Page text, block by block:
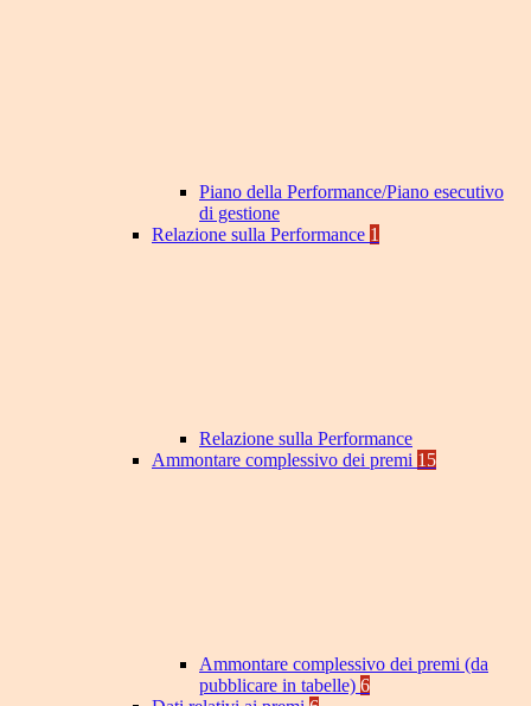
Piano della Performance/Piano esecutivo
di gestione
Relazione sulla Performance 1
Relazione sulla Performance
Ammontare complessivo dei premi 15
Ammontare complessivo dei premi (da
pubblicare in tabelle) 6